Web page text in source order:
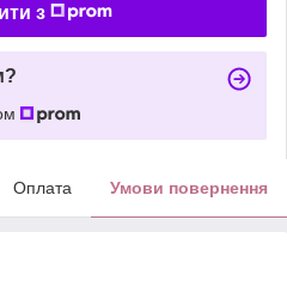
з
Оплата Умови повернення